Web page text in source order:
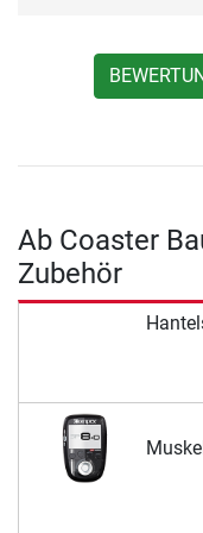
Ab Coaster
Zubehör